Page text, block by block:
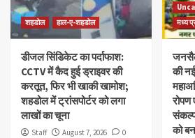
शहडोल हाल-ए-शहडोल
डीजल सिंडिकेट का पर्दाफाश:
CCTV में कैद हुई ड्राइवर की
करतूत, फिर भी खाकी खामोश;
शहडोल में ट्रांसपोर्टर को लगा
लाखों का चूना
Staff August 7, 2026 0
मध्य
की
रोपण
को